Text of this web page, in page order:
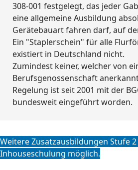
308-001 festgelegt, das jeder
eine allgemeine Ausbildung
Gerätebauart fahren darf, auf
Ein "Staplerschein" für alle
existiert in Deutschland nicht.
Zumindest keiner, welcher von
Berufsgenossenschaft
Regelung ist seit 2001 mit der
bundesweit eingeführt worden.
Weitere Zusatzausbildungen Stufe
Inhouseschulung möglich.